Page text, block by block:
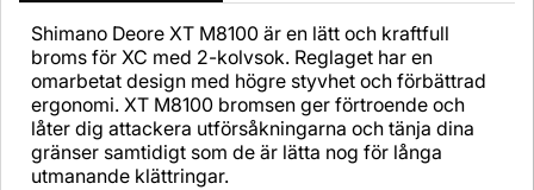
Shimano Deore XT M8100 är en lätt och kraftfull
broms för XC med 2-kolvsok. Reglaget har en
omarbetat design med högre styvhet och förbättrad
ergonomi. XT M8100 bromsen ger förtroende och
låter dig attackera utförsåkningarna och tänja dina
gränser samtidigt som de är lätta nog för långa
utmanande klättringar.